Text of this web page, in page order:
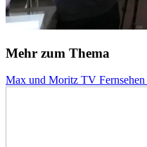
Mehr zum Thema
Max und Moritz TV Fernsehen